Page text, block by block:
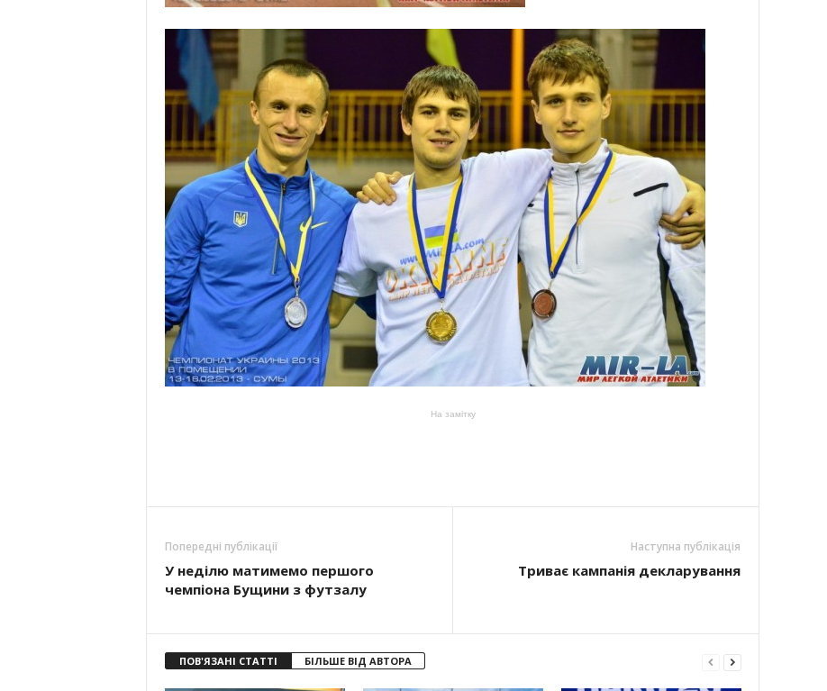
На замітку
Попередні публікації
У неділю матимемо першого
чемпіона Бущини з футзалу
Наступна публікація
Триває кампанія декларування
ПОВ'ЯЗАНІ СТАТТІ БІЛЬШЕ ВІД АВТОРА